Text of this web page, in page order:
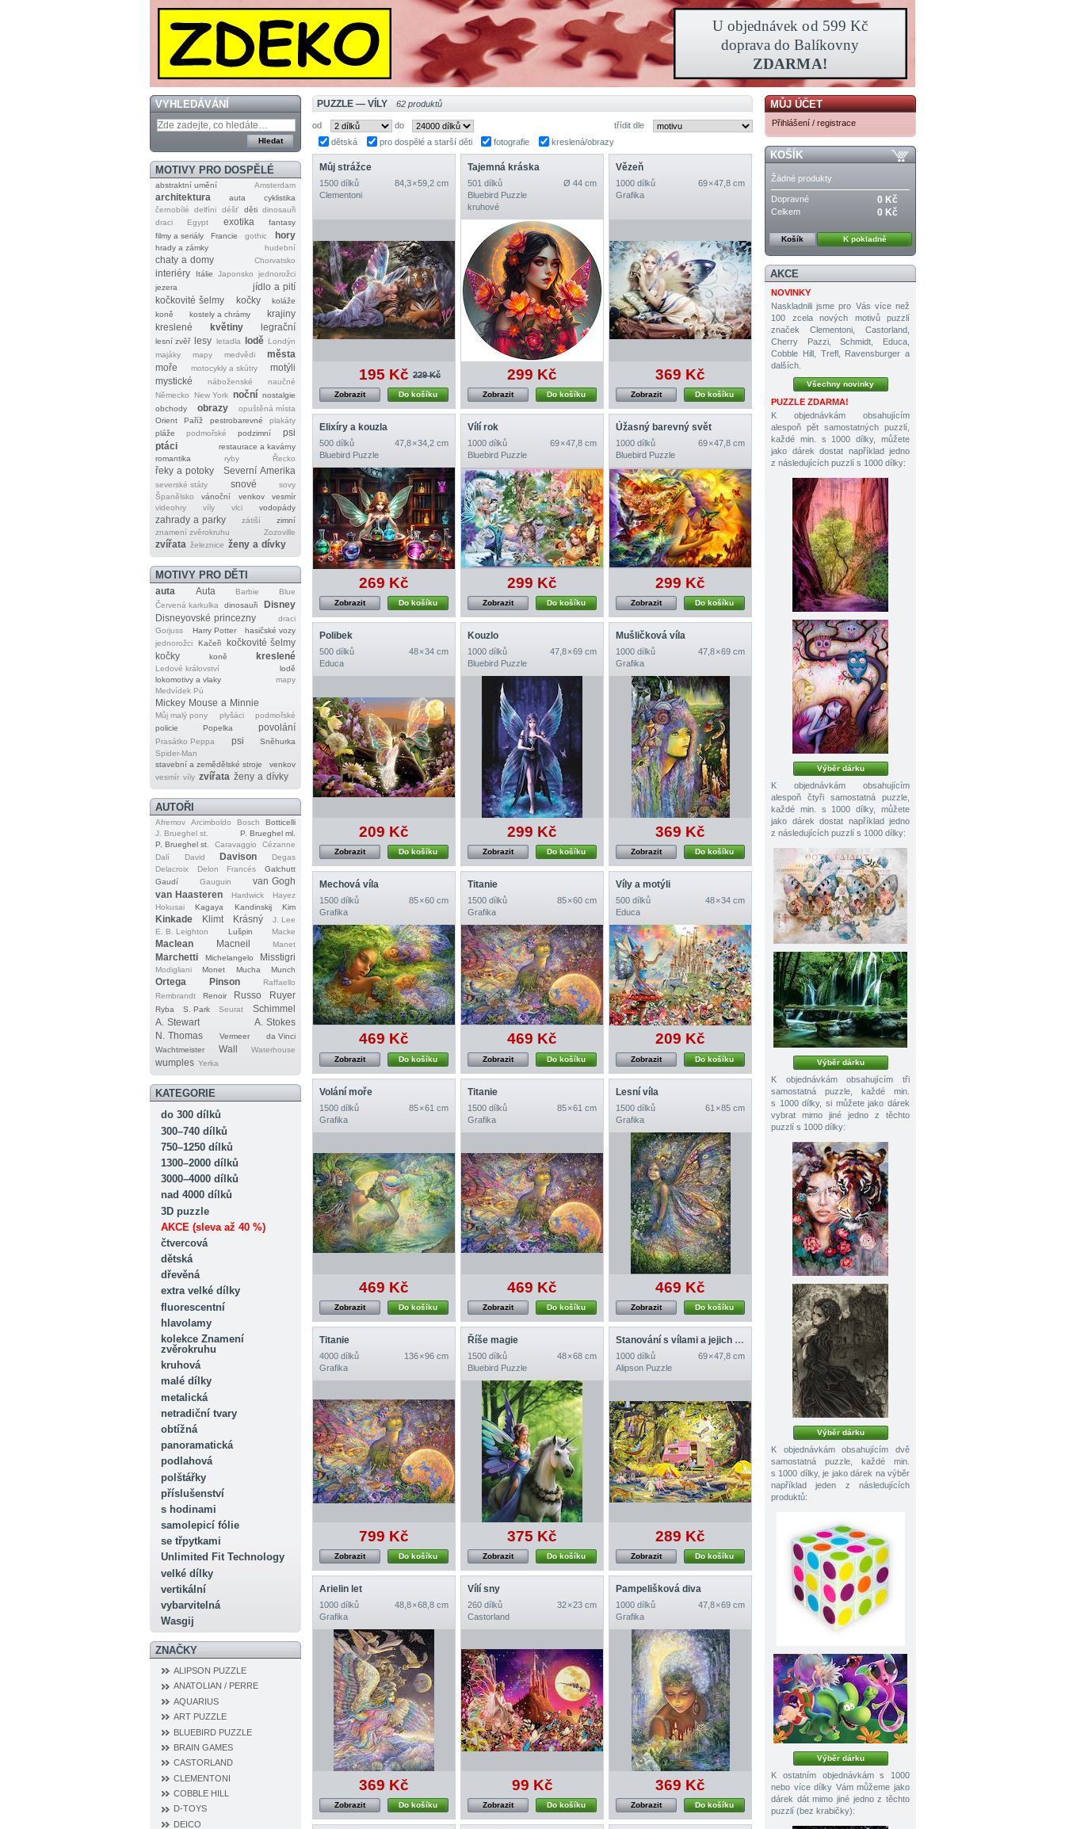
VYHLEDÁVÁNÍ
MOTIVY PRO DOSPĚLÉ
abstraktní umění Amsterdam
architektura auta
cyklistika
černobílé
delfíni déšť děti dinosauři
draci
Egypt exotika
fantasy
filmy a seriály
Francie gothic hory
hrady a zámky hudební
chaty a domy Chorvatsko
interiéry Itálie Japonsko
jednorožci
jezera
jídlo a pití
kočkovité šelmy
kočky
koláže
koně
kostely a chrámy
krajiny
kreslené
květiny legrační
lesní zvěř lesy letadla lodě Londýn
majáky
mapy medvědi
města
moře
motocykly a skútry
motýli
mystické
náboženské
naučné
Německo
New York noční nostalgie
obchody
obrazy
opuštěná místa
Orient
Paříž pestrobarevné
plakáty
pláže
podmořské podzimní
psi
ptáci
restaurace a kavárny
romantika
ryby Řecko
řeky a potoky Severní Amerika
severské státy snové
sovy
Španělsko
vánoční venkov
vesmír
videohry
víly vlci vodopády
zahrady a parky zátiší
zimní
znamení zvěrokruhu
Zozoville
zvířata železnice ženy a dívky
MOTIVY PRO DĚTI
auta Auta Barbie
Blue
Červená karkulka
dinosauři
Disney
Disneyovské princezny
draci
Gorjuss
Harry Potter
hasičské vozy
jednorožci
Kačeři
kočkovité šelmy
kočky
koně kreslené
Ledové království
lodě
lokomotivy a vlaky
mapy
Medvídek Pú
Mickey Mouse a Minnie
Můj malý pony plyšáci
podmořské
policie
Popelka povolání
Prasátko Peppa psi
Sněhurka
Spider‐Man
stavební a zemědělské stroje
venkov
vesmír víly zvířata ženy a dívky
AUTOŘI
Afremov Arcimboldo Bosch
Botticelli
J. Brueghel st.
P. Brueghel ml.
P. Brueghel st.
Caravaggio
Cézanne
Dalí
David Davison
Degas
Delacroix
Delon Francés
Galchutt
Gaudí
Gauguin
van Gogh
van Haasteren
Hardwick
Hayez
Hokusai
Kagaya Kandinskij Kim
Kinkade Klimt Krásný
J. Lee
E. B. Leighton
Lušpin Macke
Maclean Macneil Manet
Marchetti Michelangelo Misstigri
Modigliani Monet Mucha Munch
Ortega Pinson
Raffaello
Rembrandt
Renoir Russo Ruyer
Ryba S. Park Seurat
Schimmel
A. Stewart
A. Stokes
N. Thomas
Vermeer
da Vinci
Wachtmeister
Wall Waterhouse
wumples Yerka
KATEGORIE
do 300 dílků
300–740 dílků
750–1250 dílků
1300–2000 dílků
3000–4000 dílků
nad 4000 dílků
3D puzzle
AKCE (sleva až 40 %)
čtvercová
dětská
dřevěná
extra velké dílky
fluorescentní
hlavolamy
kolekce Znamení
zvěrokruhu
kruhová
malé dílky
metalická
netradiční tvary
obtížná
panoramatická
podlahová
polštářky
příslušenství
s hodinami
samolepicí fólie
se třpytkami
Unlimited Fit Technology
velké dílky
vertikální
vybarvitelná
Wasgij
ZNAČKY
ALIPSON PUZZLE
ANATOLIAN / PERRE
AQUARIUS
ART PUZZLE
BLUEBIRD PUZZLE
BRAIN GAMES
CASTORLAND
CLEMENTONI
COBBLE HILL
D‐TOYS
DEICO
PUZZLE — VÍLY 62 produktů
od do
třídit dle
dětská
pro dospělé a starší děti fotografie kreslená/obrazy
Můj strážce
1500 dílků
84,3 × 59,2 cm
Clementoni
195 Kč 229 Kč
Do košíku
Zobrazit
Tajemná kráska
501 dílků
Ø 44 cm
Bluebird Puzzle
kruhové
299 Kč
Do košíku
Zobrazit
Vězeň
1000 dílků
69 × 47,8 cm
Grafika
369 Kč
Do košíku
Zobrazit
Elixíry a kouzla
500 dílků
47,8 × 34,2 cm
Bluebird Puzzle
269 Kč
Do košíku
Zobrazit
Vílí rok
1000 dílků
69 × 47,8 cm
Bluebird Puzzle
299 Kč
Do košíku
Zobrazit
Úžasný barevný svět
1000 dílků
69 × 47,8 cm
Bluebird Puzzle
299 Kč
Do košíku
Zobrazit
Polibek
500 dílků
48 × 34 cm
Educa
209 Kč
Do košíku
Zobrazit
Kouzlo
1000 dílků
47,8 × 69 cm
Bluebird Puzzle
299 Kč
Do košíku
Zobrazit
Mušličková víla
1000 dílků
47,8 × 69 cm
Grafika
369 Kč
Do košíku
Zobrazit
Mechová víla
1500 dílků
85 × 60 cm
Grafika
469 Kč
Do košíku
Zobrazit
Titanie
1500 dílků
85 × 60 cm
Grafika
469 Kč
Do košíku
Zobrazit
Víly a motýli
500 dílků
48 × 34 cm
Educa
209 Kč
Do košíku
Zobrazit
Volání moře
1500 dílků
85 × 61 cm
Grafika
469 Kč
Do košíku
Zobrazit
Titanie
1500 dílků
85 × 61 cm
Grafika
469 Kč
Do košíku
Zobrazit
Lesní víla
1500 dílků
61 × 85 cm
Grafika
469 Kč
Do košíku
Zobrazit
Titanie
4000 dílků
136 × 96 cm
Grafika
799 Kč
Do košíku
Zobrazit
Říše magie
1500 dílků
48 × 68 cm
Bluebird Puzzle
375 Kč
Do košíku
Zobrazit
Stanování s vílami a jejich přáteli z lesa
1000 dílků
69 × 47,8 cm
Alipson Puzzle
289 Kč
Do košíku
Zobrazit
Arielin let
1000 dílků
48,8 × 68,8 cm
Grafika
369 Kč
Do košíku
Zobrazit
Vílí sny
260 dílků
32 × 23 cm
Castorland
99 Kč
Do košíku
Zobrazit
Pampelišková diva
1000 dílků
47,8 × 69 cm
Grafika
369 Kč
Do košíku
Zobrazit
MŮJ ÚČET
Přihlášení / registrace
KOŠÍK
Žádné produkty
Dopravné 0 Kč
Celkem 0 Kč
Košík K pokladně
AKCE
NOVINKY
Naskladnili jsme pro Vás více než
100 zcela nových motivů puzzlí
značek Clementoni, Castorland,
Cherry Pazzi, Schmidt, Educa,
Cobble Hill, Trefl, Ravensburger a
dalších.
Všechny novinky
PUZZLE ZDARMA!
K objednávkám obsahujícím
alespoň pět samostatných puzzlí,
každé min. s 1000 dílky, můžete
jako dárek dostat například jedno
z následujících puzzlí s 1000 dílky:
Výběr dárku
K objednávkám obsahujícím
alespoň čtyři samostatná puzzle,
každé min. s 1000 dílky, můžete
jako dárek dostat například jedno
z následujících puzzlí s 1000 dílky:
Výběr dárku
K objednávkám obsahujícím tři
samostatná puzzle, každé min.
s 1000 dílky, si můžete jako dárek
vybrat mimo jiné jedno z těchto
puzzlí s 1000 dílky:
Výběr dárku
K objednávkám obsahujícím dvě
samostatná puzzle, každé min.
s 1000 dílky, je jako dárek na výběr
například jeden z následujících
produktů:
Výběr dárku
K ostatním objednávkám s 1000
nebo více dílky Vám můžeme jako
dárek dát mimo jiné jedno z těchto
puzzlí (bez krabičky):